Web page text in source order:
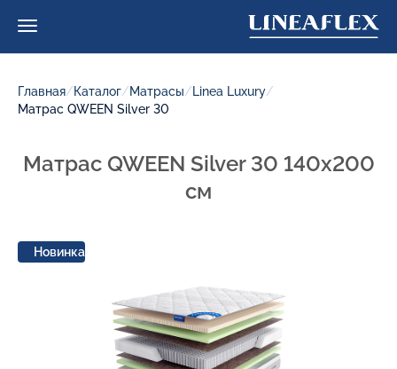
Главная/Каталог/Матрасы/ Linea Luxury/
Матрас QWEEN Silver 30
Матрас QWEEN Silver 30 140x200
см
Новинка